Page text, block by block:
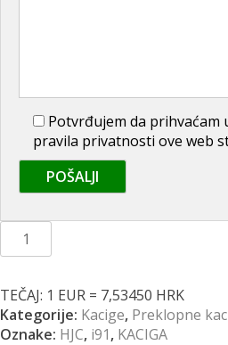
Potvrđujem da prihvaćam
pravila privatnosti ove web
Kaciga
Carst
MC5SF
količina
TEČAJ: 1 EUR = 7,53450 HRK
Kategorije: Kacige, Preklopne
Oznake: HJC, i91, KACIGA